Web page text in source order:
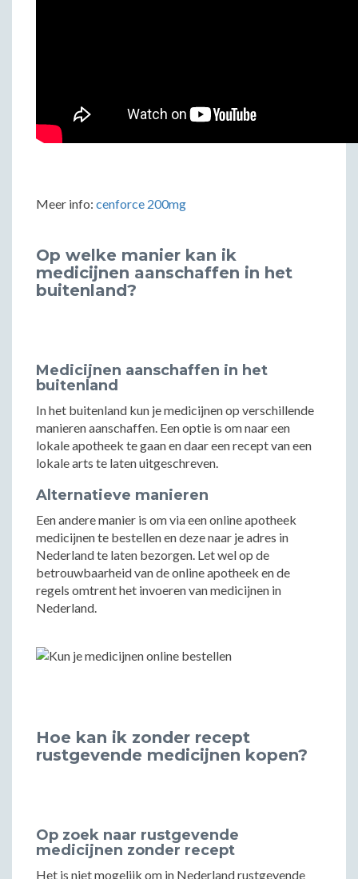
Meer info: cenforce 200mg
Op welke manier kan ik
medicijnen aanschaffen in het
buitenland?
Medicijnen aanschaffen in het
buitenland
In het buitenland kun je medicijnen op verschillende
manieren aanschaffen. Een optie is om naar een
lokale apotheek te gaan en daar een recept van een
lokale arts te laten uitgeschreven.
Alternatieve manieren
Een andere manier is om via een online apotheek
medicijnen te bestellen en deze naar je adres in
Nederland te laten bezorgen. Let wel op de
betrouwbaarheid van de online apotheek en de
regels omtrent het invoeren van medicijnen in
Nederland.
Hoe kan ik zonder recept
rustgevende medicijnen kopen?
Op zoek naar rustgevende
medicijnen zonder recept
Het is niet mogelijk om in Nederland rustgevende